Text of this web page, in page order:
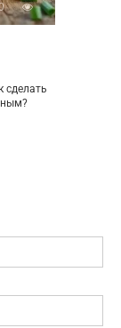
сделать